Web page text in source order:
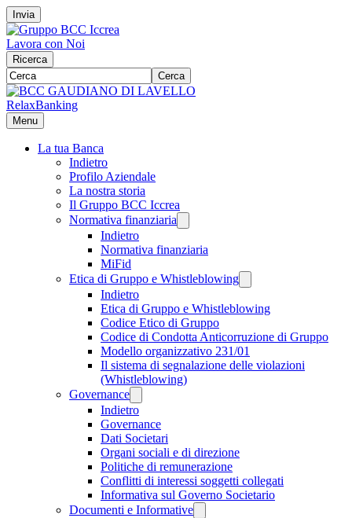
Invia
Lavora con Noi
Ricerca
Cerca
RelaxBanking
Menu
La tua Banca
Indietro
Profilo Aziendale
La nostra storia
Il Gruppo BCC Iccrea
Normativa finanziaria
Indietro
Normativa finanziaria
MiFid
Etica di Gruppo e Whistleblowing
Indietro
Etica di Gruppo e Whistleblowing
Codice Etico di Gruppo
Codice di Condotta Anticorruzione di Gruppo
Modello organizzativo 231/01
Il sistema di segnalazione delle violazioni
(Whistleblowing)
Governance
Indietro
Governance
Dati Societari
Organi sociali e di direzione
Politiche di remunerazione
Conflitti di interessi soggetti collegati
Informativa sul Governo Societario
Documenti e Informative